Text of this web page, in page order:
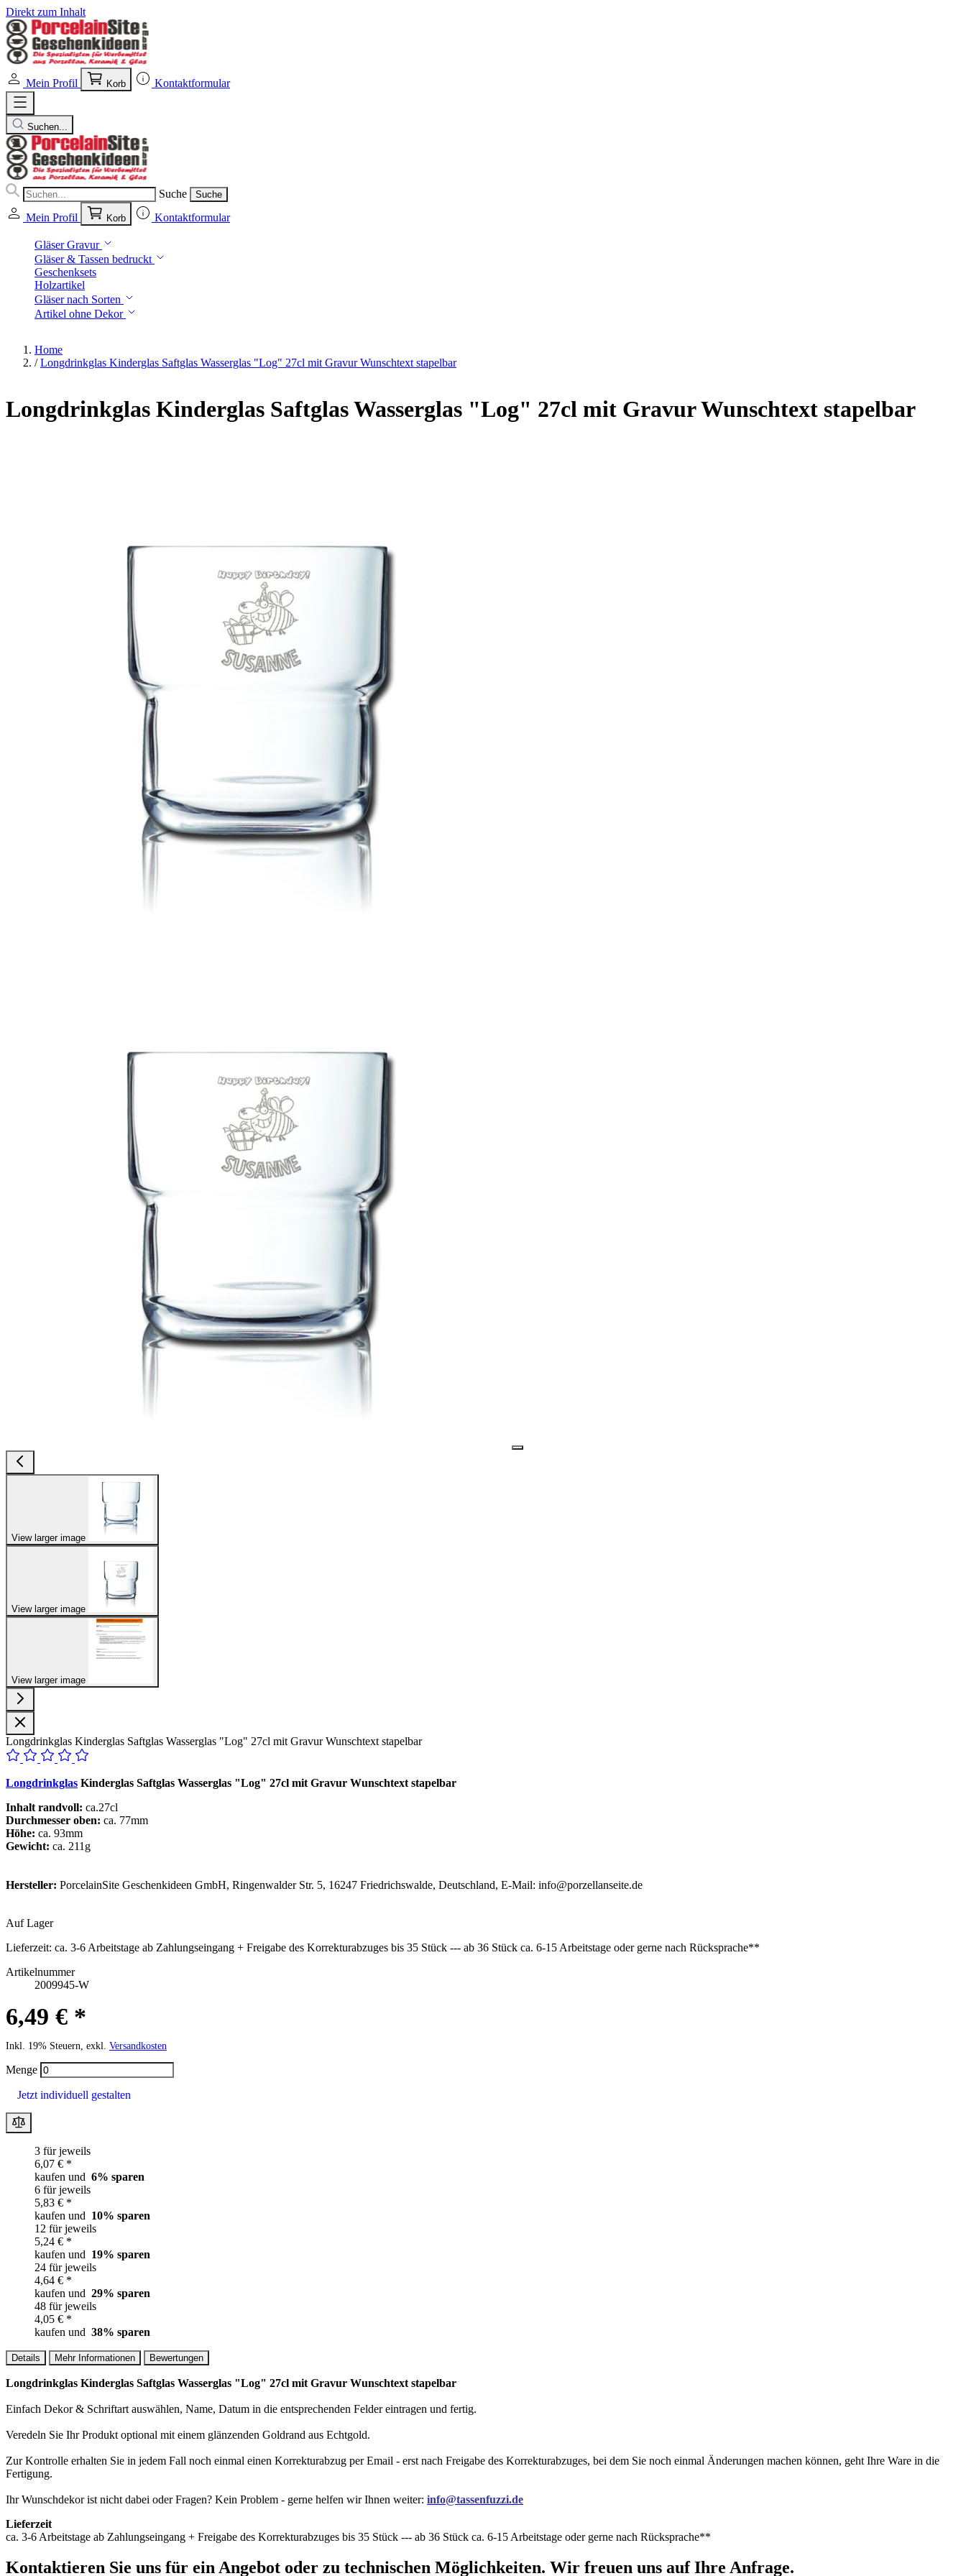
Direkt zum Inhalt
Mein Profil Korb Kontaktformular
Suchen...
Suche Suche
Mein Profil Korb Kontaktformular
Gläser Gravur
Gläser & Tassen bedruckt
Geschenksets
Holzartikel
Gläser nach Sorten
Artikel ohne Dekor
Home
/ Longdrinkglas Kinderglas Saftglas Wasserglas "Log" 27cl mit Gravur Wunschtext stapelbar
Longdrinkglas Kinderglas Saftglas Wasserglas "Log" 27cl mit Gravur Wunschtext stapelbar
View larger image
View larger image
View larger image
Longdrinkglas Kinderglas Saftglas Wasserglas "Log" 27cl mit Gravur Wunschtext stapelbar
Longdrinkglas Kinderglas Saftglas Wasserglas "Log" 27cl mit Gravur Wunschtext stapelbar
Inhalt randvoll: ca.27cl
Durchmesser oben: ca. 77mm
Höhe: ca. 93mm
Gewicht: ca. 211g
Hersteller: PorcelainSite Geschenkideen GmbH, Ringenwalder Str. 5, 16247 Friedrichswalde, Deutschland, E-Mail: info@porzellanseite.de
Auf Lager
Lieferzeit: ca. 3-6 Arbeitstage ab Zahlungseingang + Freigabe des Korrekturabzuges bis 35 Stück --- ab 36 Stück ca. 6-15 Arbeitstage oder gerne nach Rücksprache**
Artikelnummer
2009945-W
6,49 € *
Inkl. 19% Steuern, exkl. Versandkosten
Menge
Jetzt individuell gestalten
3 für jeweils
6,07 € *
kaufen und 6% sparen
6 für jeweils
5,83 € *
kaufen und 10% sparen
12 für jeweils
5,24 € *
kaufen und 19% sparen
24 für jeweils
4,64 € *
kaufen und 29% sparen
48 für jeweils
4,05 € *
kaufen und 38% sparen
Details Mehr Informationen Bewertungen
Longdrinkglas Kinderglas Saftglas Wasserglas "Log" 27cl mit Gravur Wunschtext stapelbar
Einfach Dekor & Schriftart auswählen, Name, Datum in die entsprechenden Felder eintragen und fertig.
Veredeln Sie Ihr Produkt optional mit einem glänzenden Goldrand aus Echtgold.
Zur Kontrolle erhalten Sie in jedem Fall noch einmal einen Korrekturabzug per Email - erst nach Freigabe des Korrekturabzuges, bei dem Sie noch einmal Änderungen machen können, geht Ihre Ware in die
Fertigung.
Ihr Wunschdekor ist nicht dabei oder Fragen? Kein Problem - gerne helfen wir Ihnen weiter: info@tassenfuzzi.de
Lieferzeit
ca. 3-6 Arbeitstage ab Zahlungseingang + Freigabe des Korrekturabzuges bis 35 Stück --- ab 36 Stück ca. 6-15 Arbeitstage oder gerne nach Rücksprache**
Kontaktieren Sie uns für ein Angebot oder zu technischen Möglichkeiten. Wir freuen uns auf Ihre Anfrage.